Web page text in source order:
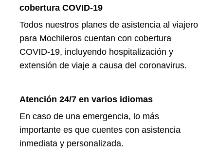
cobertura COVID-19
Todos nuestros planes de asistencia al viajero
para Mochileros cuentan con cobertura
COVID-19, incluyendo hospitalización y
extensión de viaje a causa del coronavirus.
Atención 24/7 en varios idiomas
En caso de una emergencia, lo más
importante es que cuentes con asistencia
inmediata y personalizada.